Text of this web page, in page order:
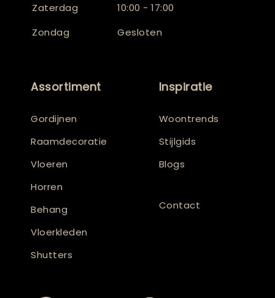
Zaterdag
10:00 - 17:00
Zondag
Gesloten
Assortiment
Gordijnen
Raamdecoratie
Vloeren
Horren
Behang
Vloerkleden
Shutters
Inspiratie
Woontrends
Stijlgids
Blogs
Contact